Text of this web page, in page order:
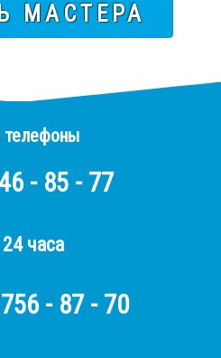
МАСТЕРА
- 85 - 77
24 часа
- 87 - 70